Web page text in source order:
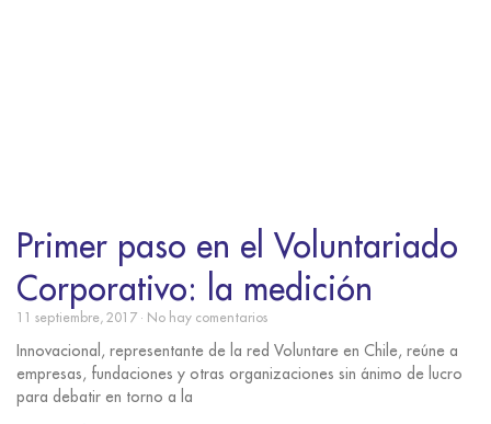
Primer paso en el Voluntariado
Corporativo: la medición
11 septiembre, 2017 No hay comentarios
Innovacional, representante de la red Voluntare en Chile, reúne a
empresas, fundaciones y otras organizaciones sin ánimo de lucro
para debatir en torno a la